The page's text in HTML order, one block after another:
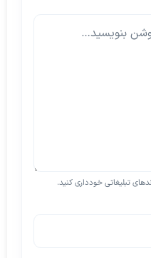
تبلیغاتی خودداری کنید.